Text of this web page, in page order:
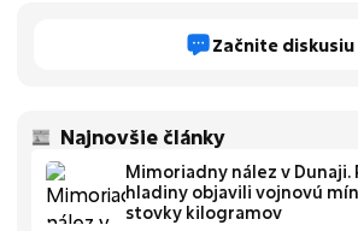
Začnite diskusiu
Najnovšie články
Mimoriadny nález v Dunaji.
hladiny objavili vojnovú
stovky kilogramov